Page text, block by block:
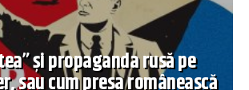
și propaganda rusă pe
sau cum presa românească